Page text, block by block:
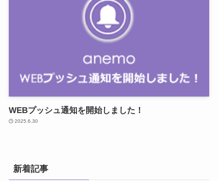
WEBプッシュ通知を開始しました！
2025.6.30
新着記事